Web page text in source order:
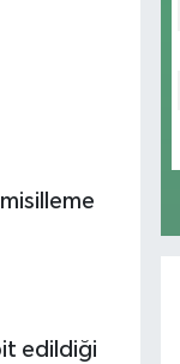
edildiği